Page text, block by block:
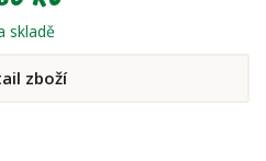
skladě
zboží